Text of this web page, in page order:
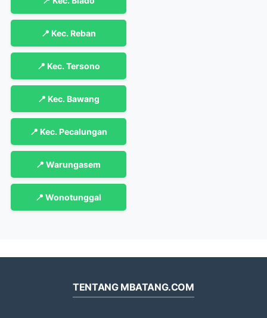
📍 Kec. Reban
📍 Kec. Tersono
📍 Kec. Bawang
📍 Kec. Pecalungan
📍 Warungasem
📍 Wonotunggal
TENTANG MBATANG.COM